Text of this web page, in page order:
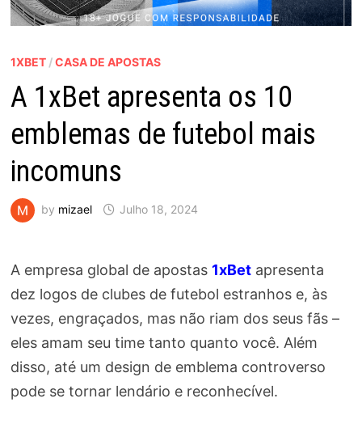
1XBET/CASA DE APOSTAS
A 1xBet apresenta os 10
emblemas de futebol mais
incomuns
by mizael Julho 18, 2024
A empresa global de apostas 1xBetapresenta
dez logos de clubes de futebol estranhos e, às
vezes, engraçados, mas não riam dos seus fãs –
eles amam seu time tanto quanto você. Além
disso, até um design de emblema controverso
pode se tornar lendário e reconhecível.